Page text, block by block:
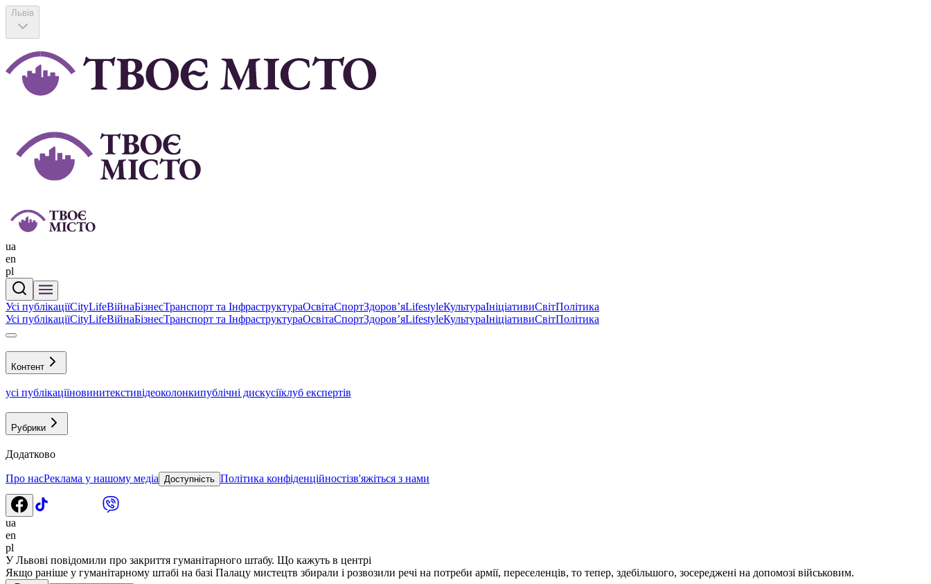
Львів
ua
en
pl
Усі публікаціїCityLifeВійнаБізнесТранспорт та ІнфраструктураОсвітаСпортЗдоровʼяLifestyleКультураІніціативиСвітПолітика
Усі публікаціїCityLifeВійнаБізнесТранспорт та ІнфраструктураОсвітаСпортЗдоровʼяLifestyleКультураІніціативиСвітПолітика
Контент
усі публікаціїновинитекстивідеоколонкипублічні дискусіїклуб експертів
Рубрики
Додатково
Про насРеклама у нашому медіа Доступність Політика конфіденційностізв'яжіться з нами
ua
en
pl
У Львові повідомили про закриття гуманітарного штабу. Що кажуть в центрі
Якщо раніше у гуманітарному штабі на базі Палацу мистецтв збирали і розвозили речі на потреби армії, переселенців, то тепер, здебільшого, зосереджені на допомозі військовим.